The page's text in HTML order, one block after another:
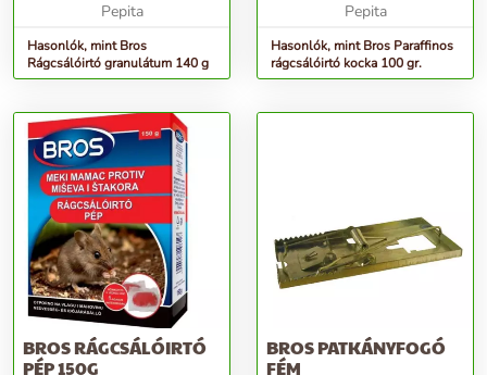
Pepita
Hasonlók, mint Bros
Rágcsálóirtó granulátum 140 g
Pepita
Hasonlók, mint Bros Paraffinos
rágcsálóirtó kocka 100 gr.
BROS RÁGCSÁLÓIRTÓ
PÉP 150G
BROS PATKÁNYFOGÓ
FÉM